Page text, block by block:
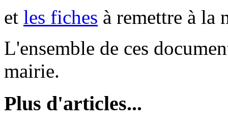
et les fiches à remettre à la
L'ensemble de ces
mairie.
Plus d'articles...